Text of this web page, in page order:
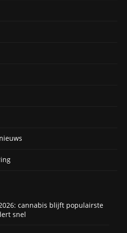
cannabis blijft populairste
snel